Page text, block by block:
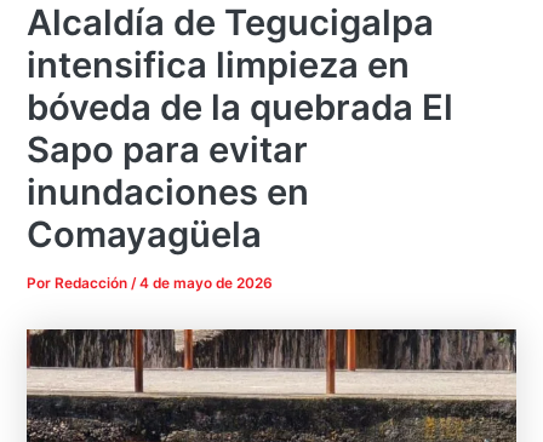
Alcaldía de Tegucigalpa
intensifica limpieza en
bóveda de la quebrada El
Sapo para evitar
inundaciones en
Comayagüela
Por Redacción/4 de mayo de 2026